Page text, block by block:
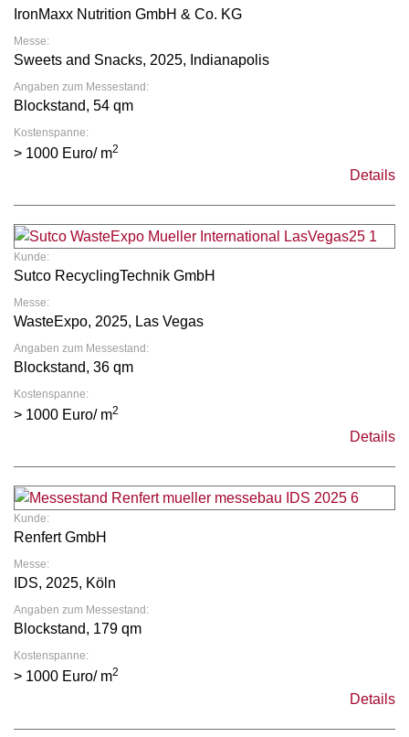
IronMaxx Nutrition GmbH & Co. KG
Messe:
Sweets and Snacks, 2025, Indianapolis
Angaben zum Messestand:
Blockstand, 54 qm
Kostenspanne:
> 1000 Euro/ m2
Details
Kunde:
Sutco RecyclingTechnik GmbH
Messe:
WasteExpo, 2025, Las Vegas
Angaben zum Messestand:
Blockstand, 36 qm
Kostenspanne:
> 1000 Euro/ m2
Details
Kunde:
Renfert GmbH
Messe:
IDS, 2025, Köln
Angaben zum Messestand:
Blockstand, 179 qm
Kostenspanne:
> 1000 Euro/ m2
Details